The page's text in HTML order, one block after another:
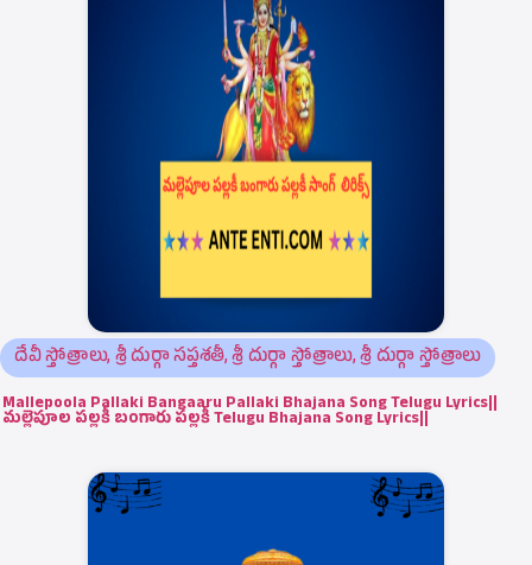
దేవీ స్తోత్రాలు, శ్రీ దుర్గా సప్తశతీ,శ్రీ దుర్గా స్తోత్రాలు,శ్రీ దుర్గా స్తోత్రాలు
Mallepoola Pallaki Bangaaru Pallaki Bhajana Song Telugu Lyrics||
మల్లెపూల పల్లకీ బంగారు పల్లకీ Telugu Bhajana Song Lyrics||